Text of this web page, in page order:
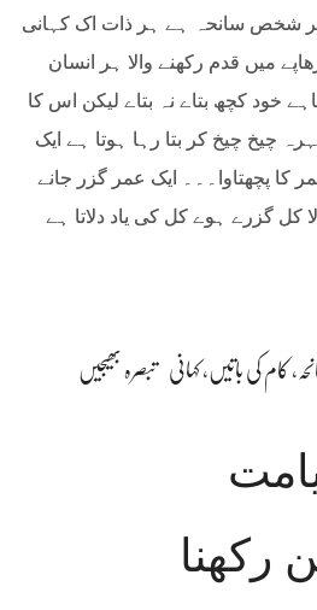
شخص سانحہ ہے ہر ذات اک کہانی
میں قدم رکھنے والا ہر انسان
خود کچھ بتاے نہ بتاے لیکن اس کا
چیخ چیخ کر بتا رہا ہوتا ہے ایک
کا پچھتاوا۔۔۔ ایک عمر گزر جانے
کل گزرے ہوے کل کی یاد دلاتا ہے
، کام کی باتیں ،کہانی تبصرہ بھیجیں
رکھنا